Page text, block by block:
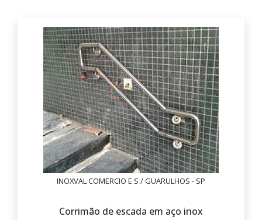
INOXVAL COMERCIO E S / GUARULHOS - SP
Corrimão de escada em aço inox